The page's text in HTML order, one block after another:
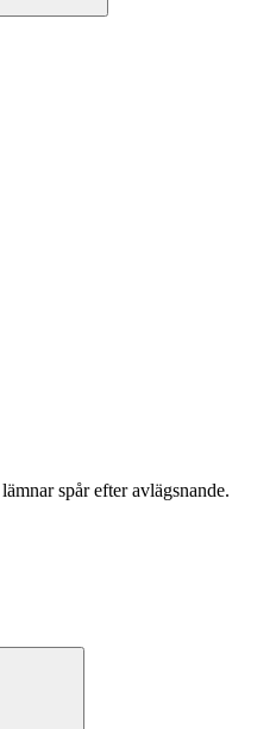
spår efter avlägsnande.